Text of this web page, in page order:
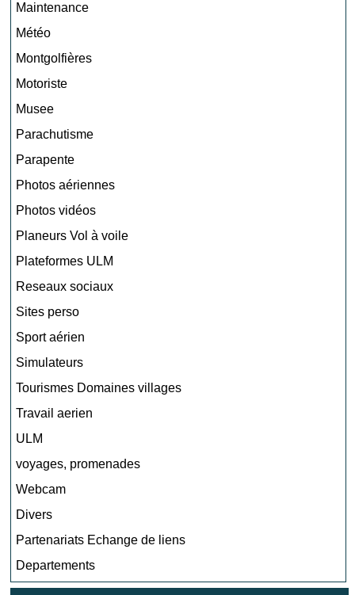
Maintenance
Météo
Montgolfières
Motoriste
Musee
Parachutisme
Parapente
Photos aériennes
Photos vidéos
Planeurs Vol à voile
Plateformes ULM
Reseaux sociaux
Sites perso
Sport aérien
Simulateurs
Tourismes Domaines villages
Travail aerien
ULM
voyages, promenades
Webcam
Divers
Partenariats Echange de liens
Departements